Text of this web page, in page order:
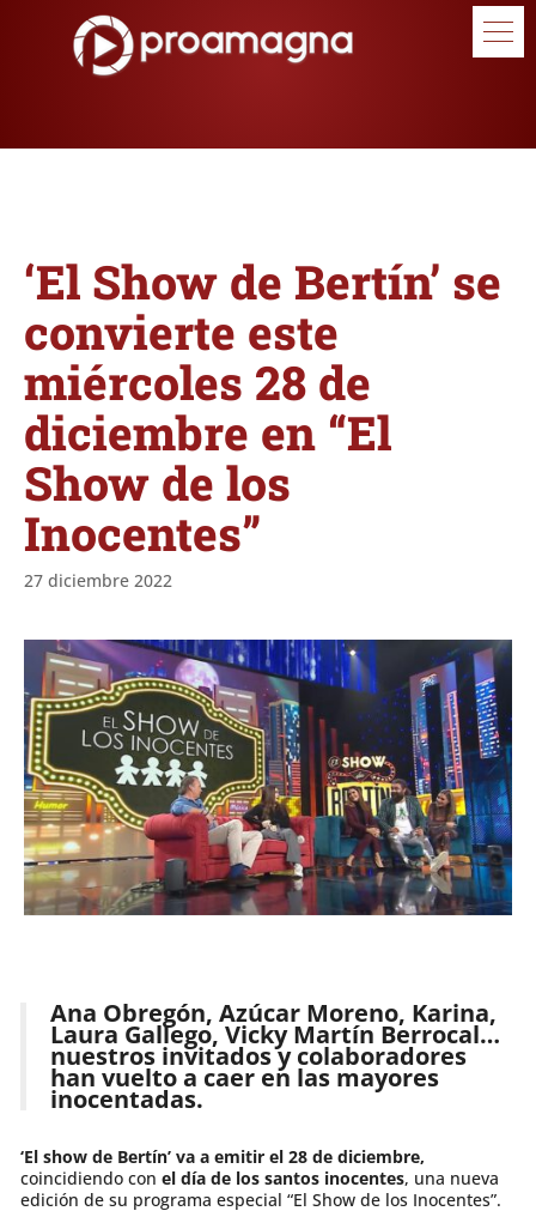
‘El Show de Bertín’ se
convierte este
miércoles 28 de
diciembre en “El
Show de los
Inocentes”
27 diciembre 2022
Ana Obregón, Azúcar Moreno, Karina,
Laura Gallego, Vicky Martín Berrocal…
nuestros invitados y colaboradores
han vuelto a caer en las mayores
inocentadas.
‘El show de Bertín’ va a emitir el 28 de diciembre,
coincidiendo con el día de los santos inocentes, una nueva
edición de su programa especial “El Show de los Inocentes”.